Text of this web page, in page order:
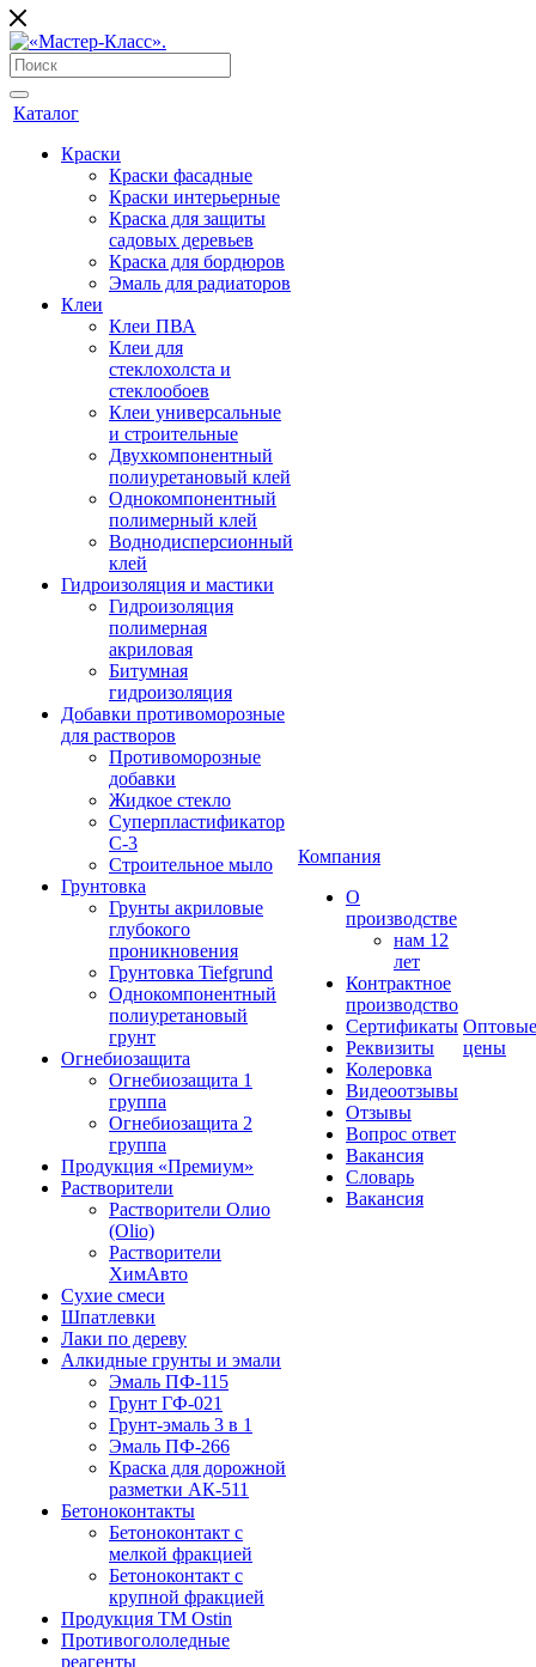
Каталог
Краски
Краски фасадные
Краски интерьерные
Краска для защиты
садовых деревьев
⁠Краска для бордюров
Эмаль для радиаторов
Клеи
Клеи ПВА
Клеи для
стеклохолста и
стеклообоев
Клеи универсальные
и строительные
Двухкомпонентный
полиуретановый клей
Однокомпонентный
полимерный клей
Воднодисперсионный
клей
Гидроизоляция и мастики
Гидроизоляция
полимерная
акриловая
Битумная
гидроизоляция
Добавки противоморозные
для растворов
Противоморозные
добавки
Жидкое стекло
Суперпластификатор
С-3
Строительное мыло
Грунтовка
Грунты акриловые
глубокого
проникновения
Грунтовка Tiefgrund
Однокомпонентный
полиуретановый
грунт
Огнебиозащита
Огнебиозащита 1
группа
Огнебиозащита 2
группа
Продукция «Премиум»
Растворители
Растворители Олио
(Olio)
Растворители
ХимАвто
Сухие смеси
Шпатлевки
Лаки по дереву
Алкидные грунты и эмали
Эмаль ПФ-115
Грунт ГФ-021
Грунт-эмаль 3 в 1
Эмаль ПФ-266
Краска для дорожной
разметки АК-511
Бетоноконтакты
Бетоноконтакт с
мелкой фракцией
Бетоноконтакт с
крупной фракцией
Продукция ТМ Ostin
Противогололедные
реагенты
Компания
О
производстве
нам 12
лет
Контрактное
производство
Сертификаты
Реквизиты
Колеровка
Видеоотзывы
Отзывы
Вопрос ответ
Вакансия
Словарь
Вакансия
Оптовые
цены